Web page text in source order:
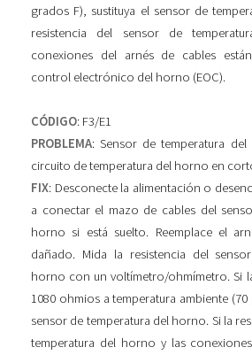
grados F), sustituya el sensor de
resistencia del sensor de
conexiones del arnés de cables
control electrónico del horno (EOC).
CÓDIGO: F3/E1
PROBLEMA: Sensor de temperatura
circuito de temperatura del horno en
FIX: Desconecte la alimentación o
a conectar el mazo de cables del
horno si está suelto. Reemplace el
dañado. Mida la resistencia del
horno con un voltímetro/ohmímetro. Si
1080 ohmios a temperatura ambiente (70
sensor de temperatura del horno. Si la
temperatura del horno y las